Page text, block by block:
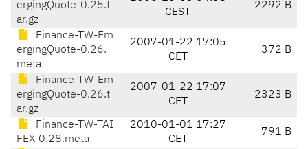
ergingQuote-0.25.t
ar.gz
CEST
2292 B
Finance-TW-Em
ergingQuote-0.26.
meta
2007-01-22 17:05
CET
372 B
Finance-TW-Em
ergingQuote-0.26.t
ar.gz
2007-01-22 17:07
CET
2323 B
Finance-TW-TAI
FEX-0.28.meta
2010-01-01 17:27
CET
791 B